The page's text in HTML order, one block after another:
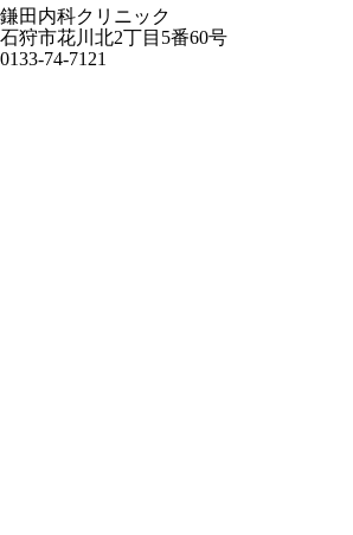
鎌田内科クリニック
石狩市花川北2丁目5番60号
0133-74-7121